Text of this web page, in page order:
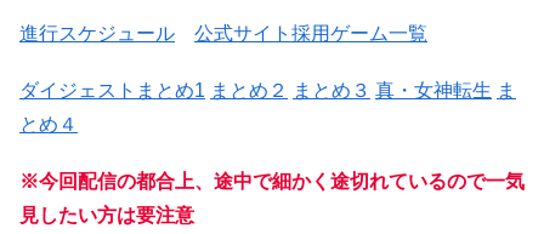
進行スケジュール 公式サイト採用ゲーム一覧
ダイジェストまとめ1 まとめ２ まとめ３ 真・女神転生 ま
とめ４
※今回配信の都合上、途中で細かく途切れているので一気
見したい方は要注意